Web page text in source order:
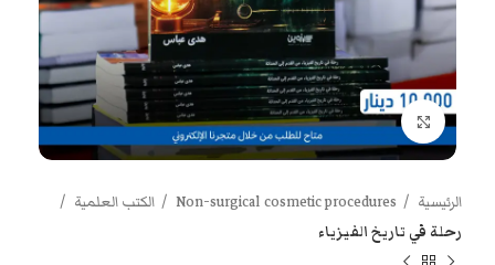
اضغط للتكبير
الرئيسية Non-surgical cosmetic procedures
الكتب العلمية
رحلة في تاريخ الفيزياء